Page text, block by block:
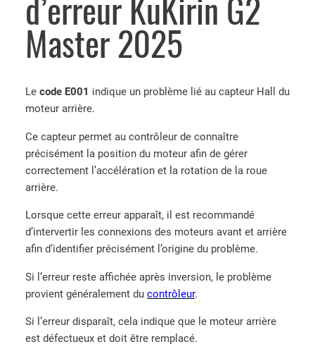
d’erreur KuKirin G2
Master 2025
Le code E001 indique un problème lié au capteur Hall du
moteur arrière.
Ce capteur permet au contrôleur de connaître
précisément la position du moteur afin de gérer
correctement l’accélération et la rotation de la roue
arrière.
Lorsque cette erreur apparaît, il est recommandé
d’intervertir les connexions des moteurs avant et arrière
afin d’identifier précisément l’origine du problème.
Si l’erreur reste affichée après inversion, le problème
provient généralement du contrôleur.
Si l’erreur disparaît, cela indique que le moteur arrière
est défectueux et doit être remplacé.